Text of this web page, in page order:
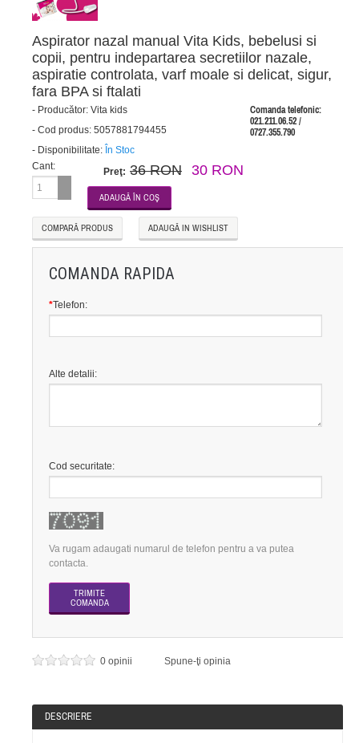
Aspirator nazal manual Vita Kids, bebelusi si
copii, pentru indepartarea secretiilor nazale,
aspiratie controlata, varf moale si delicat, sigur,
fara BPA si ftalati
Comanda telefonic:
021.211.06.52 /
0727.355.790
- Producător: Vita kids
- Cod produs: 5057881794455
- Disponibilitate: În Stoc
Cant:
Preţ: 36 RON 30 RON
COMPARĂ PRODUS ADAUGĂ IN WISHLIST
COMANDA RAPIDA
*Telefon:
Alte detalii:
Cod securitate:
Va rugam adaugati numarul de telefon pentru a va putea
contacta.
0 opinii Spune-ţi opinia
DESCRIERE